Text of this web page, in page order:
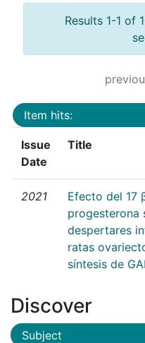
Results 1-1 of
Item hits:
Issue
Date
Title
2021
Efecto del 17
progesterona
despertares
ratas
síntesis de
Discover
Subject